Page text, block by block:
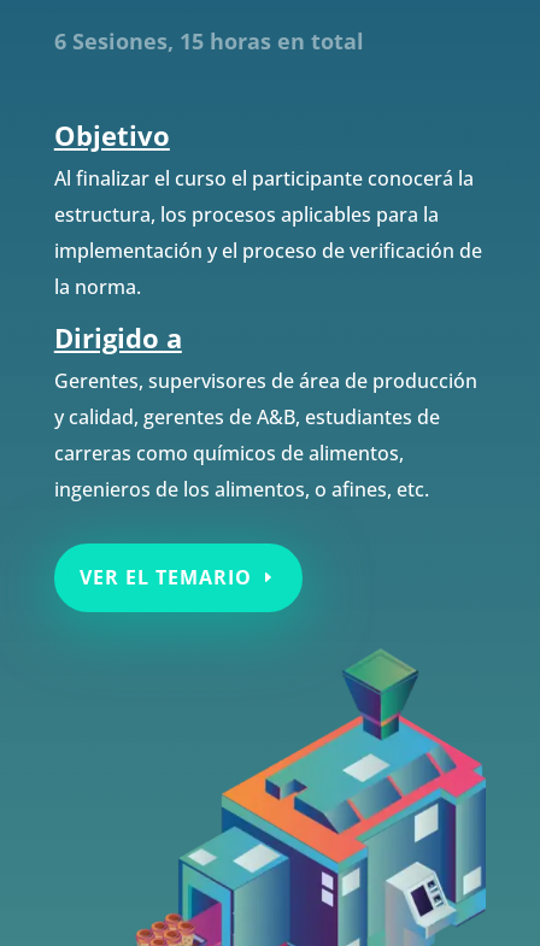
6 Sesiones, 15 horas en total
Objetivo
Al finalizar el curso el participante conocerá la
estructura, los procesos aplicables para la
implementación y el proceso de verificación de
la norma.
Dirigido a
Gerentes, supervisores de área de producción
y calidad, gerentes de A&B, estudiantes de
carreras como químicos de alimentos,
ingenieros de los alimentos, o afines, etc.
VER EL TEMARIO